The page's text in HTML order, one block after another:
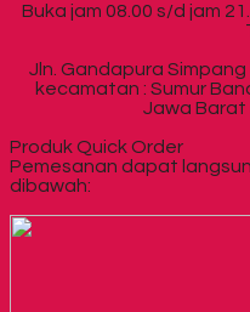
Buka jam 08.00 s/d jam
Jln. Gandapura
kecamatan : Sumur
Jawa Barat
Produk Quick Order
Pemesanan dapat
dibawah: